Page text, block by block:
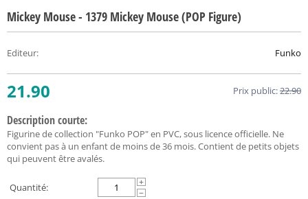
Mickey Mouse - 1379 Mickey Mouse (POP Figure)
Editeur: Funko
21.90 Prix public:22.90
Description courte:
Figurine de collection "Funko POP" en PVC, sous licence officielle. Ne
convient pas à un enfant de moins de 36 mois. Contient de petits objets
qui peuvent être avalés.
Quantité:
+
−